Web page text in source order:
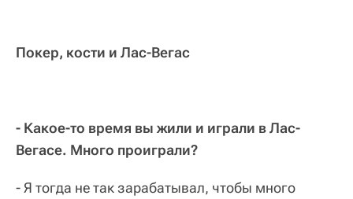
Покер, кости и Лас-Вегас
- Какое-то время вы жили и играли в Лас-
Вегасе. Много проиграли?
- Я тогда не так зарабатывал, чтобы много